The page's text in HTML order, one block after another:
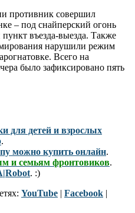
противник совершил
– под снайперский огонь
въезда-выезда. Также
нарушили режим
Всего на
было зафиксировано пять
для детей и взрослых
.
можно купить онлайн.
и семьям фронтовиков.
. :)
YouTube | Facebook |